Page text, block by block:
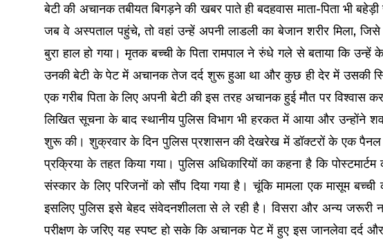
बेटी की अचानक तबीयत बिगड़ने की खबर पाते ही बदहवास माता-पिता भी
जब वे अस्पताल पहुंचे, तो वहां उन्हें अपनी लाडली का बेजान शरीर मिला,
बुरा हाल हो गया। मृतक बच्ची के पिता रामपाल ने रुंधे गले से बताया कि उन्हें
उनकी बेटी के पेट में अचानक तेज दर्द शुरू हुआ था और कुछ ही देर में उसकी
एक गरीब पिता के लिए अपनी बेटी की इस तरह अचानक हुई मौत पर विश्वास
लिखित सूचना के बाद स्थानीय पुलिस विभाग भी हरकत में आया और उन्होंने
शुरू की। शुक्रवार के दिन पुलिस प्रशासन की देखरेख में डॉक्टरों के एक पैनल
प्रक्रिया के तहत किया गया। पुलिस अधिकारियों का कहना है कि
संस्कार के लिए परिजनों को सौंप दिया गया है। चूंकि मामला एक मासूम
इसलिए पुलिस इसे बेहद संवेदनशीलता से ले रही है। विसरा और अन्य जरूरी
परीक्षण के जरिए यह स्पष्ट हो सके कि अचानक पेट में हुए इस जानलेवा दर्द